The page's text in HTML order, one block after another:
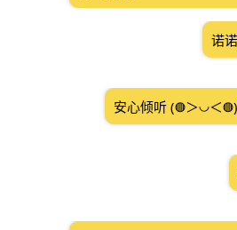
诺
安心倾听 (◍＞◡＜